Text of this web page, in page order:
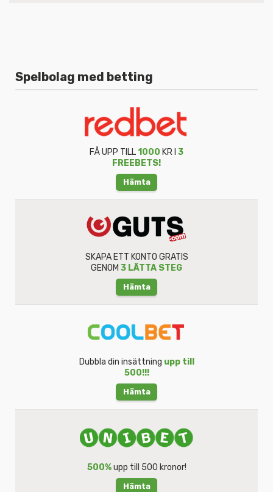
Spelbolag med betting
FÅ UPP TILL1000 KR I 3
FREEBETS!
Hämta
SKAPA ETT KONTO GRATIS
GENOM 3 LÄTTA STEG
Hämta
Dubbla din insättning upp till
500!!!
Hämta
500%upp till 500 kronor!
Hämta